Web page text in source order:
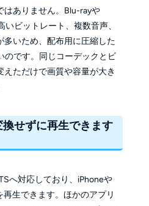
はありません。Blu-rayや
ビットレート、複数音声、
いため、配布用に圧縮した
のです。同じコーデックとビ
えただけで画質や容量が大き
せずに再生できます
へ対応しており、iPhoneや
生できます。ほかのアプリ